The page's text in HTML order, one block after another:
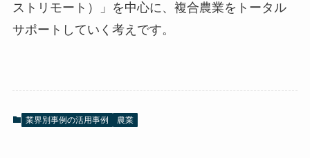
ストリモート）」を中心に、複合農業をトータル
サポートしていく考えです。
業界別事例の活用事例 農業